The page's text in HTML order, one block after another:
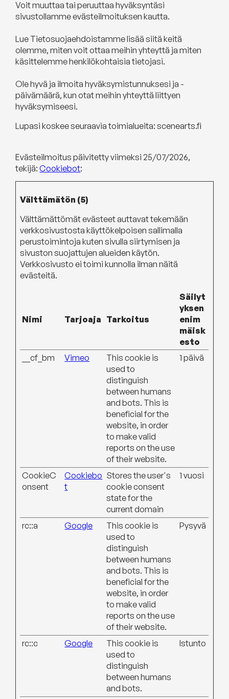
Voit muuttaa tai peruuttaa hyväksyntäsi
sivustollamme evästeilmoituksen kautta.
Lue Tietosuojaehdoistamme lisää siitä keitä
olemme, miten voit ottaa meihin yhteyttä ja miten
käsittelemme henkilökohtaisia tietojasi.
Ole hyvä ja ilmoita hyväksymistunnuksesi ja -
päivämäärä, kun otat meihin yhteyttä liittyen
hyväksymiseesi.
Lupasi koskee seuraavia toimialueita: scenearts.fi
Evästeilmoitus päivitetty viimeksi 25/07/2026,
tekijä:Cookiebot:
Välttämätön (5)
Välttämättömät evästeet auttavat tekemään
verkkosivustosta käyttökelpoisen sallimalla
perustoimintoja kuten sivulla siirtymisen ja
sivuston suojattujen alueiden käytön.
Verkkosivusto ei toimi kunnolla ilman näitä
evästeitä.
Nimi Tarjoaja Tarkoitus
Säilyt
yksen
enim
mäisk
esto
__cf_bm
Vimeo
This cookie is
used to
distinguish
between humans
and bots. This is
beneficial for the
website, in order
to make valid
reports on the use
of their website.
1 päivä
CookieC
onsent
Cookiebo
t
Stores the user's
cookie consent
state for the
current domain
1 vuosi
rc::a Google
This cookie is
used to
distinguish
between humans
and bots. This is
beneficial for the
website, in order
to make valid
reports on the use
of their website.
Pysyvä
rc::c Google
This cookie is
used to
distinguish
between humans
and bots.
Istunto